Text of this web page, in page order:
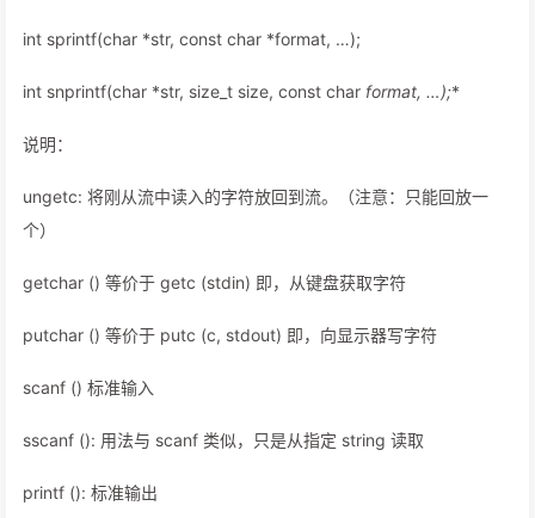
int sprintf(char *str, const char *format, …);
int snprintf(char *str, size_t size, const char format, …);*
说明：
ungetc: 将刚从流中读入的字符放回到流。（注意：只能回放一
个）
getchar () 等价于 getc (stdin) 即，从键盘获取字符
putchar () 等价于 putc (c, stdout) 即，向显示器写字符
scanf () 标准输入
sscanf (): 用法与 scanf 类似，只是从指定 string 读取
printf (): 标准输出